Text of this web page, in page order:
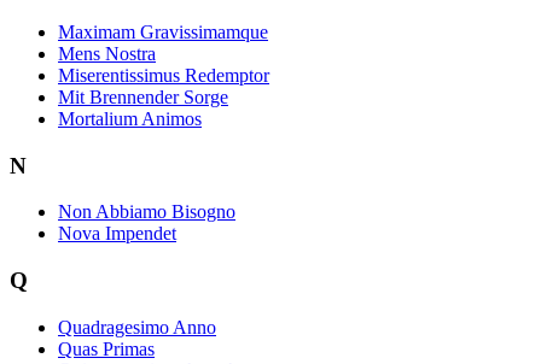
Maximam Gravissimamque
Mens Nostra
Miserentissimus Redemptor
Mit Brennender Sorge
Mortalium Animos
N
Non Abbiamo Bisogno
Nova Impendet
Q
Quadragesimo Anno
Quas Primas